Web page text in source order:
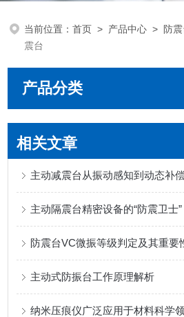
当前位置：首页 > 产品中心 > 防
震台
产品分类
相关文章
主动减震台从振动感知到动态补
主动隔震台精密设备的“防震卫士”
防震台VC微振等级判定及其重要
主动式防振台工作原理解析
纳米压痕仪广泛应用于材料科学